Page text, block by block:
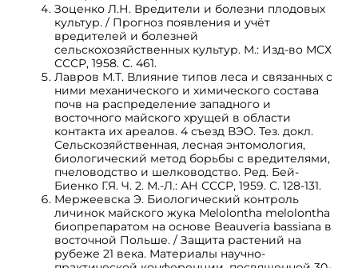
Зоценко Л.Н. Вредители и болезни плодовых
культур. / Прогноз появления и учёт
вредителей и болезней
сельскохозяйственных культур. М.: Изд-во МСХ
СССР, 1958. С. 461.
Лавров М.Т. Влияние типов леса и связанных с
ними механического и химического состава
почв на распределение западного и
восточного майского хрущей в области
контакта их ареалов. 4 съезд ВЭО. Тез. докл.
Сельскозяйственная, лесная энтомология,
биологический метод борьбы с вредителями,
пчеловодство и шелководство. Ред. Бей-
Биенко Г.Я. Ч. 2. М.-Л.: АН СССР, 1959. С. 128-131.
Мержеевска Э. Биологический контроль
личинок майского жука Melolontha melolontha
биопрепаратом на основе Beauveria bassiana в
восточной Польше. / Защита растений на
рубеже 21 века. Материалы научно-